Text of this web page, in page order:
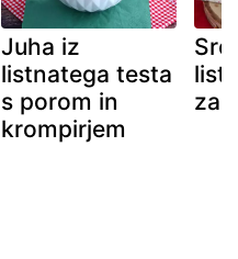
Juha iz
listnatega testa
s porom in
krompirjem
za